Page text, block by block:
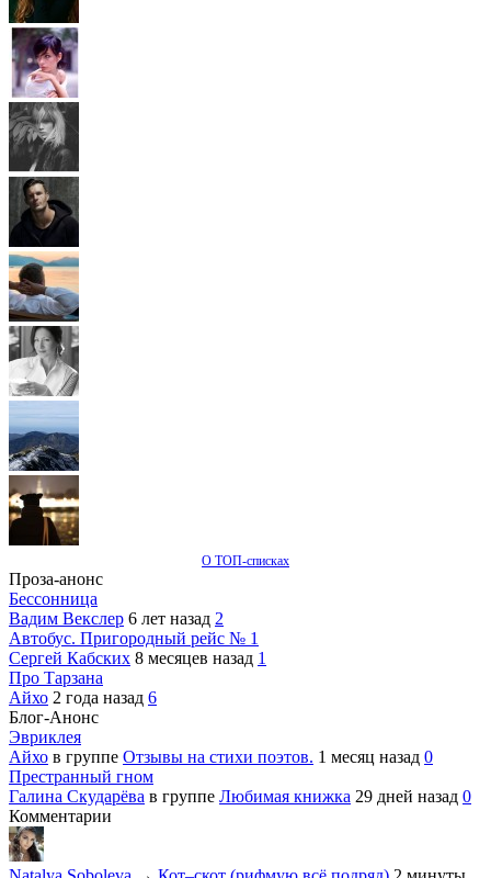
О ТОП-списках
Проза-анонс
Бессонница
Вадим Векслер 6 лет назад 2
Автобус. Пригородный рейс № 1
Сергей Кабских 8 месяцев назад 1
Про Тарзана
Айхо 2 года назад 6
Блог-Анонс
Эвриклея
Айхо в группе Отзывы на стихи поэтов. 1 месяц назад 0
Престранный гном
Галина Скударёва в группе Любимая книжка 29 дней назад 0
Комментарии